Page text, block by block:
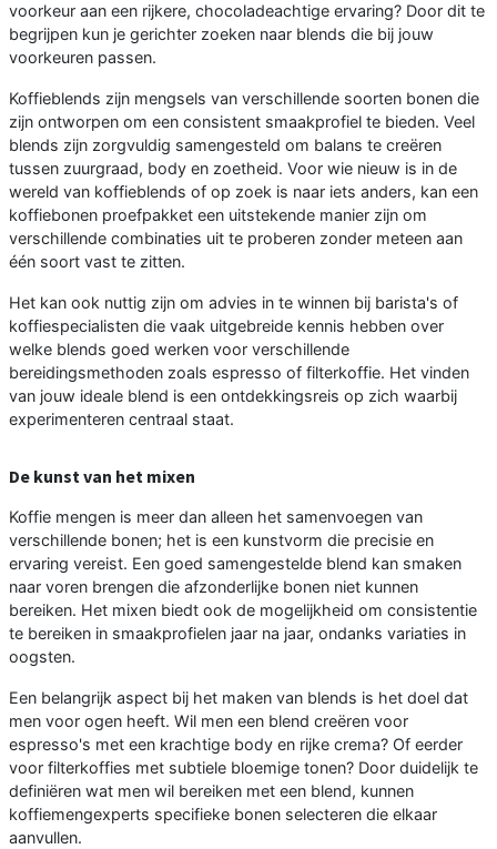
voorkeur aan een rijkere, chocoladeachtige ervaring? Door dit te
begrijpen kun je gerichter zoeken naar blends die bij jouw
voorkeuren passen.
Koffieblends zijn mengsels van verschillende soorten bonen die
zijn ontworpen om een consistent smaakprofiel te bieden. Veel
blends zijn zorgvuldig samengesteld om balans te creëren
tussen zuurgraad, body en zoetheid. Voor wie nieuw is in de
wereld van koffieblends of op zoek is naar iets anders, kan een
koffiebonen proefpakket een uitstekende manier zijn om
verschillende combinaties uit te proberen zonder meteen aan
één soort vast te zitten.
Het kan ook nuttig zijn om advies in te winnen bij barista's of
koffiespecialisten die vaak uitgebreide kennis hebben over
welke blends goed werken voor verschillende
bereidingsmethoden zoals espresso of filterkoffie. Het vinden
van jouw ideale blend is een ontdekkingsreis op zich waarbij
experimenteren centraal staat.
De kunst van het mixen
Koffie mengen is meer dan alleen het samenvoegen van
verschillende bonen; het is een kunstvorm die precisie en
ervaring vereist. Een goed samengestelde blend kan smaken
naar voren brengen die afzonderlijke bonen niet kunnen
bereiken. Het mixen biedt ook de mogelijkheid om consistentie
te bereiken in smaakprofielen jaar na jaar, ondanks variaties in
oogsten.
Een belangrijk aspect bij het maken van blends is het doel dat
men voor ogen heeft. Wil men een blend creëren voor
espresso's met een krachtige body en rijke crema? Of eerder
voor filterkoffies met subtiele bloemige tonen? Door duidelijk te
definiëren wat men wil bereiken met een blend, kunnen
koffiemengexperts specifieke bonen selecteren die elkaar
aanvullen.